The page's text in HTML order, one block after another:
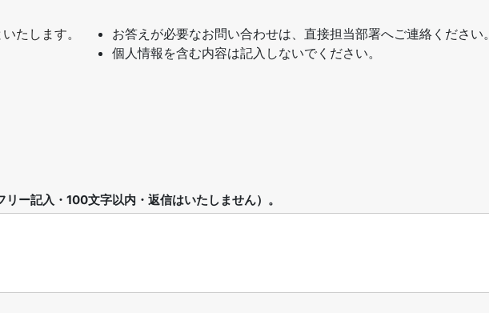
たします。
お答えが必要なお問い合わせは、直接担当部署へご連絡ください。
個人情報を含む内容は記入しないでください。
ー記入・100文字以内・返信はいたしません）。